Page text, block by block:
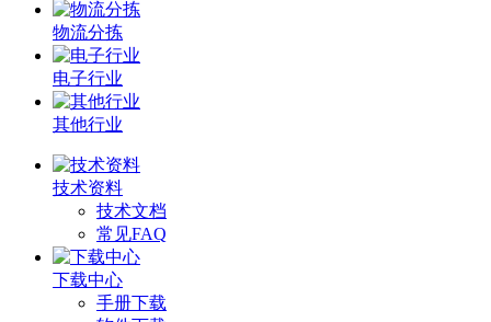
物流分拣
电子行业
其他行业
技术资料
技术文档
常见FAQ
下载中心
手册下载